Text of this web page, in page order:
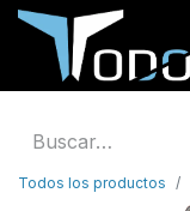
Todos los productos